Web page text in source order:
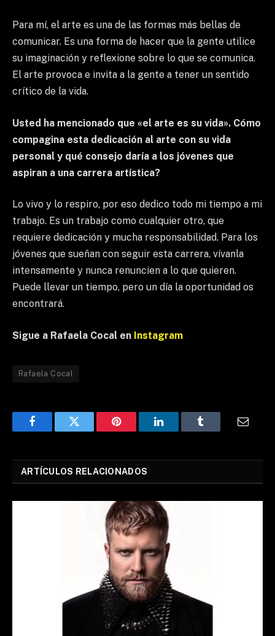
Para mí, el arte es una de las formas más bellas de
comunicar. Es una forma de hacer que la gente utilice
su imaginación y reflexione sobre lo que se comunica.
El arte provoca e invita a la gente a tener un sentido
crítico de la vida.
Usted ha mencionado que «el arte es su vida». Cómo
compagina esta dedicación al arte con su vida
personal y qué consejo daría a los jóvenes que
aspiran a una carrera artística?
Lo vivo y lo respiro, por eso dedico todo mi tiempo a mi
trabajo. Es un trabajo como cualquier otro, que
requiere dedicación y mucha responsabilidad. Para los
jóvenes que sueñan con seguir esta carrera, vívanla
intensamente y nunca renuncien a lo que quieren.
Puede llevar un tiempo, pero un día la oportunidad os
encontrará.
Sigue a Rafaela Cocal en Instagram
Rafaela Cocal
FacebookTwitter Pinterest LinkedInTumblr
ARTÍCULOS RELACIONADOS